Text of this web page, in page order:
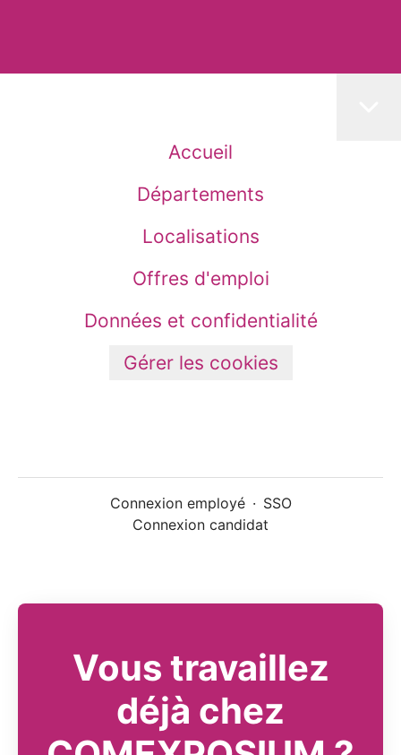
Accueil
Départements
Localisations
Offres d'emploi
Données et confidentialité
Gérer les cookies
Connexion employé · SSO
Connexion candidat
Vous travaillez
déjà chez